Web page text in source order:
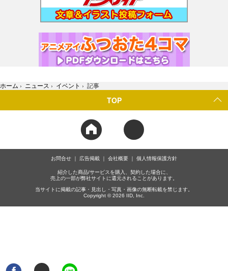
ホーム › ニュース › イベント › 記事
TOP
お問合せ 広告掲載 会社概要 個人情報保護方針
紹介した商品/サービスを購入、契約した場合に、
売上の一部が弊社サイトに還元されることがあります。
当サイトに掲載の記事・見出し・写真・画像の無断転載を禁じます。
Copyright © 2026 IID, Inc.